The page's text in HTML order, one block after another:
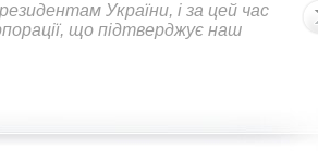
України, і за цей час
що підтверджує наш